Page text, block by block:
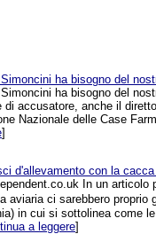
ha bisogno del
ha bisogno del
accusatore, anche il
Nazionale delle Case
]
d'allevamento con la
In un
aviaria ci sarebbero
in cui si sottolinea come
a leggere]